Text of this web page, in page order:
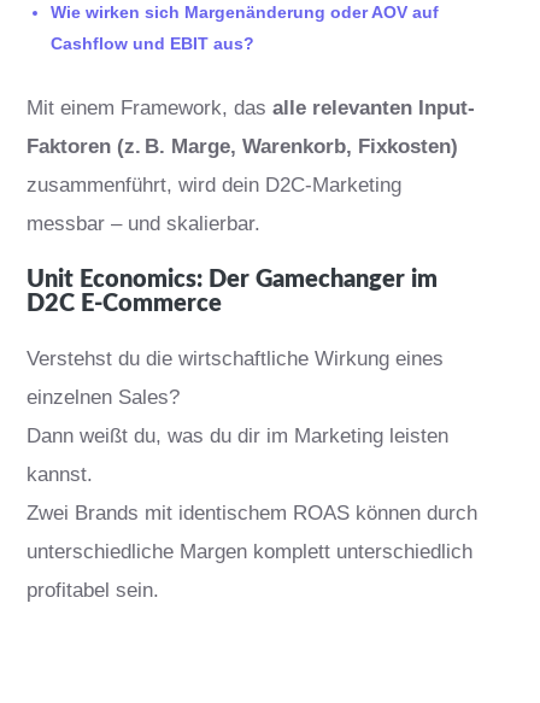
Wie wirken sich Margenänderung oder AOV auf
Cashflow und EBIT aus?
Mit einem Framework, das alle relevanten Input-
Faktoren (z. B. Marge, Warenkorb, Fixkosten)
zusammenführt, wird dein D2C-Marketing
messbar – und skalierbar.
Unit Economics: Der Gamechanger im
D2C E-Commerce
Verstehst du die wirtschaftliche Wirkung eines
einzelnen Sales?
Dann weißt du, was du dir im Marketing leisten
kannst.
Zwei Brands mit identischem ROAS können durch
unterschiedliche Margen komplett unterschiedlich
profitabel sein.